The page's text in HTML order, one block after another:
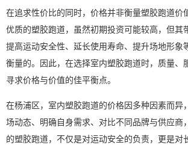
在追求性价比的同时，价格并非衡量塑胶跑道价
优质的塑胶跑道，虽然初期投资可能较高，但其
提高运动安全性、延长使用寿命、提升场地形象
衡量的。因此，在选择室内塑胶跑道时，质量、
寻求价格与价值的佳平衡点。
在杨浦区，室内塑胶跑道的价格因多种因素而异
场动态、明确自身需求、对比不同品牌与供应商
的塑胶跑道，不仅是对运动安全的负责，更是对